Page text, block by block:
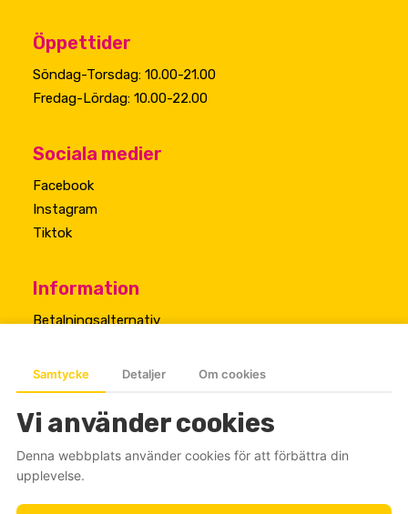
Samtycke Detaljer Om cookies
Vi använder cookies
Denna webbplats använder cookies för att förbättra din
upplevelse.
Öppettider
Söndag-Torsdag: 10.00-21.00
Fredag-Lördag: 10.00-22.00
Sociala medier
Facebook
Instagram
Tiktok
Information
Betalningsalternativ